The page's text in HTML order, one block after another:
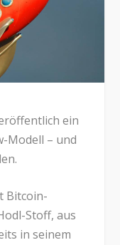
ein
Modell – und
Bitcoin-
Stoff, aus
in seinem